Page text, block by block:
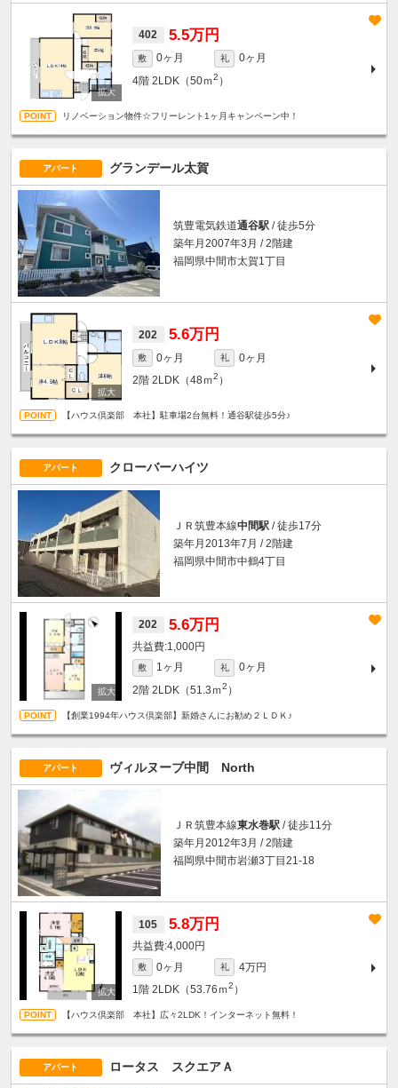
402 5.5万円
敷 0ヶ月 礼
0ヶ月
4階 2LDK（50ｍ2 ）
リノベーション物件☆フリーレント1ヶ月キャンペーン中！
アパート グランデール太賀
筑豊電気鉄道通谷駅 / 徒歩5分
築年月2007年3月 / 2階建
福岡県中間市太賀1丁目
202 5.6万円
敷 0ヶ月 礼
0ヶ月
2階 2LDK（48ｍ2 ）
【ハウス倶楽部 本社】駐車場2台無料！通谷駅徒歩5分♪
アパート クローバーハイツ
ＪＲ筑豊本線中間駅 / 徒歩17分
築年月2013年7月 / 2階建
福岡県中間市中鶴4丁目
202 5.6万円
1,000円
敷 1ヶ月 礼
0ヶ月
2階 2LDK（51.3ｍ2 ）
【創業1994年ハウス倶楽部】新婚さんにお勧め２ＬＤＫ♪
アパート ヴィルヌーブ中間 North
ＪＲ筑豊本線東水巻駅 / 徒歩11分
築年月2012年3月 / 2階建
福岡県中間市岩瀬3丁目21-18
105 5.8万円
4,000円
敷 0ヶ月 礼
4万円
1階 2LDK（53.76ｍ2 ）
【ハウス倶楽部 本社】広々2LDK！インターネット無料！
アパート ロータス スクエアＡ